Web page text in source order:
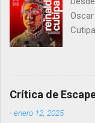
en
Crítica de
-enero 12, 2025